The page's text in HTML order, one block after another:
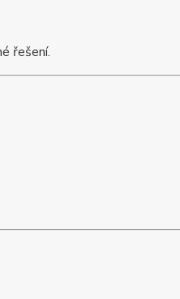
řešení.